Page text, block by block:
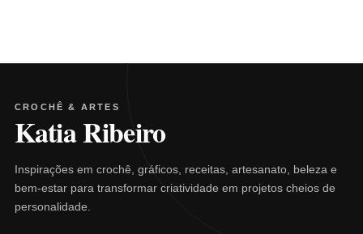
CROCHÊ & ARTES
Katia Ribeiro
Inspirações em crochê, gráficos, receitas, artesanato, beleza e
bem-estar para transformar criatividade em projetos cheios de
personalidade.